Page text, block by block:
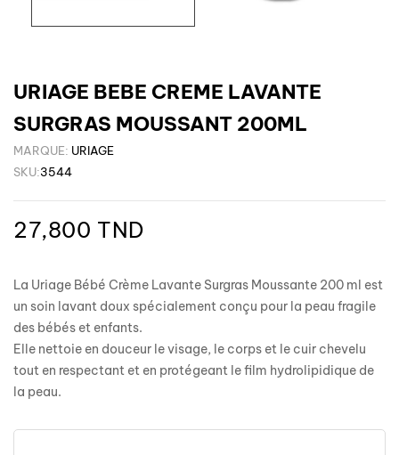
URIAGE BEBE CREME LAVANTE
SURGRAS MOUSSANT 200ML
MARQUE: URIAGE
SKU:3544
27,800 TND
La Uriage Bébé Crème Lavante Surgras Moussante 200 ml est
un soin lavant doux spécialement conçu pour la peau fragile
des bébés et enfants.
Elle nettoie en douceur le visage, le corps et le cuir chevelu
tout en respectant et en protégeant le film hydrolipidique de
la peau.